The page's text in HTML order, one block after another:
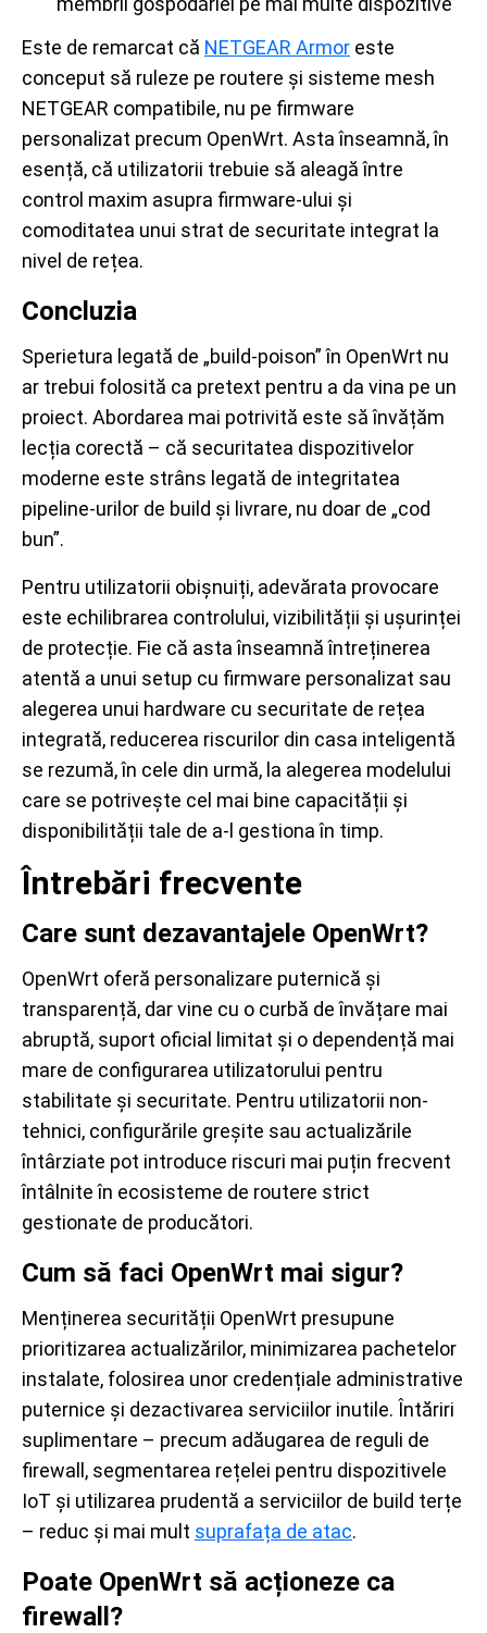
Este de remarcat că NETGEAR Armor este
conceput să ruleze pe routere și sisteme mesh
NETGEAR compatibile, nu pe firmware
personalizat precum OpenWrt. Asta înseamnă, în
esență, că utilizatorii trebuie să aleagă între
control maxim asupra firmware-ului și
comoditatea unui strat de securitate integrat la
nivel de rețea.
Concluzia
Sperietura legată de „build-poison” în OpenWrt nu
ar trebui folosită ca pretext pentru a da vina pe un
proiect. Abordarea mai potrivită este să învățăm
lecția corectă – că securitatea dispozitivelor
moderne este strâns legată de integritatea
pipeline-urilor de build și livrare, nu doar de „cod
bun”.
Pentru utilizatorii obișnuiți, adevărata provocare
este echilibrarea controlului, vizibilității și ușurinței
de protecție. Fie că asta înseamnă întreținerea
atentă a unui setup cu firmware personalizat sau
alegerea unui hardware cu securitate de rețea
integrată, reducerea riscurilor din casa inteligentă
se rezumă, în cele din urmă, la alegerea modelului
care se potrivește cel mai bine capacității și
disponibilității tale de a-l gestiona în timp.
Întrebări frecvente
Care sunt dezavantajele OpenWrt?
OpenWrt oferă personalizare puternică și
transparență, dar vine cu o curbă de învățare mai
abruptă, suport oficial limitat și o dependență mai
mare de configurarea utilizatorului pentru
stabilitate și securitate. Pentru utilizatorii non-
tehnici, configurările greșite sau actualizările
întârziate pot introduce riscuri mai puțin frecvent
întâlnite în ecosisteme de routere strict
gestionate de producători.
Cum să faci OpenWrt mai sigur?
Menținerea securității OpenWrt presupune
prioritizarea actualizărilor, minimizarea pachetelor
instalate, folosirea unor credențiale administrative
puternice și dezactivarea serviciilor inutile. Întăriri
suplimentare – precum adăugarea de reguli de
firewall, segmentarea rețelei pentru dispozitivele
IoT și utilizarea prudentă a serviciilor de build terțe
– reduc și mai mult suprafața de atac.
Poate OpenWrt să acționeze ca
firewall?